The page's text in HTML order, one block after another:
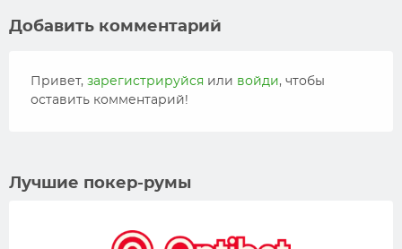
Добавить комментарий
Привет, зарегистрируйся или войди, чтобы
оставить комментарий!
Лучшие покер-румы